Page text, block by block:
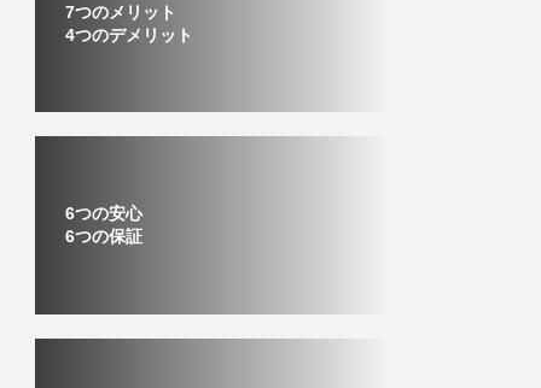
7つのメリット
4つのデメリット
6つの安心
6つの保証